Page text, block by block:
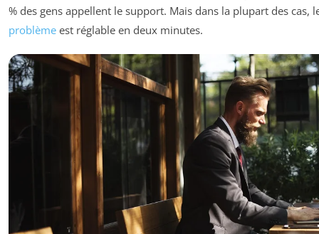
% des gens appellent le support. Mais dans la plupart des cas,
problème est réglable en deux minutes.